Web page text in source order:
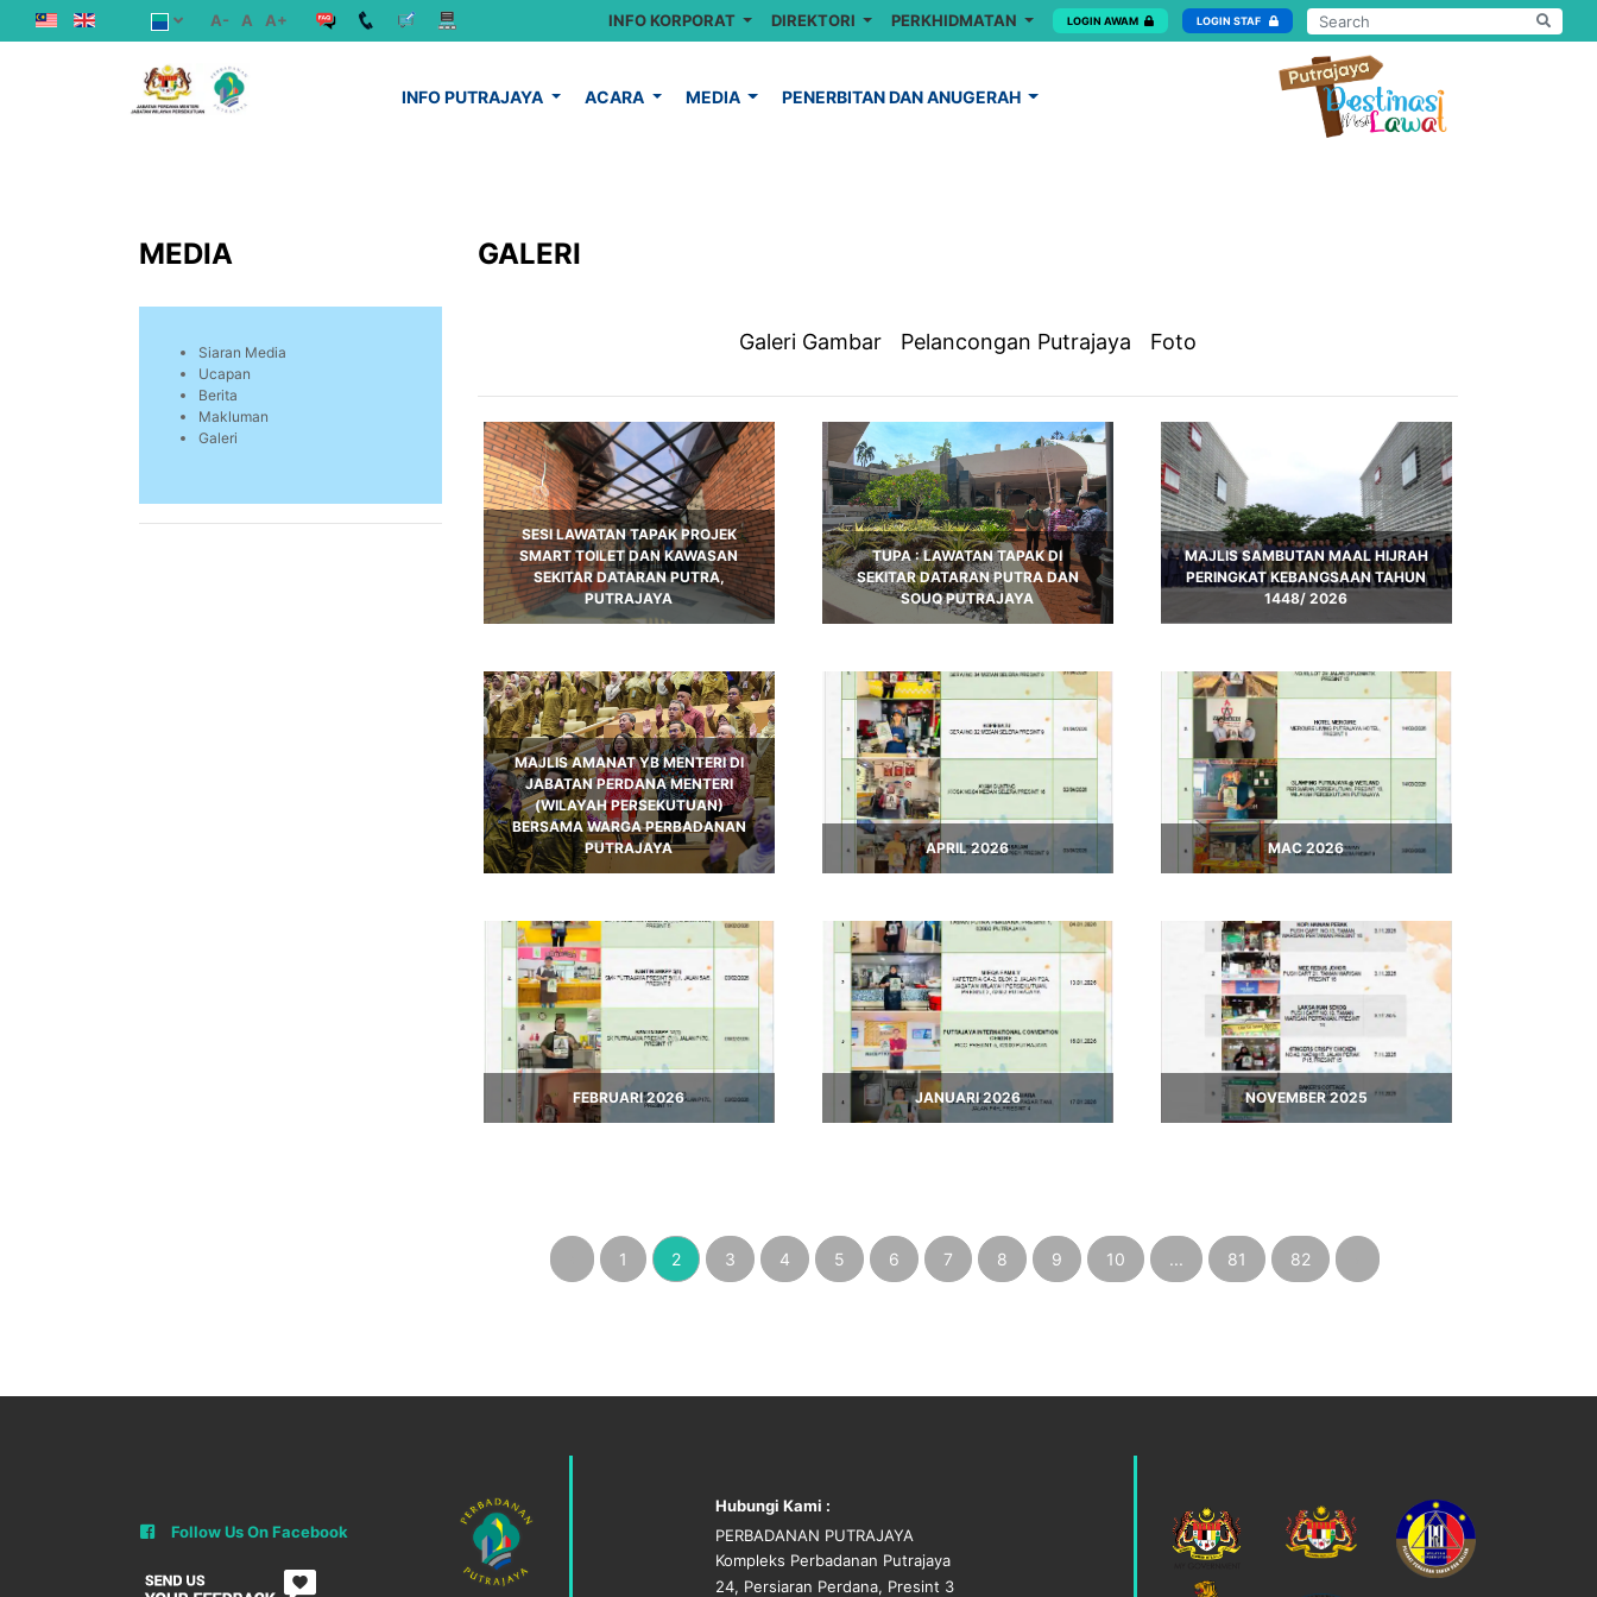
A- A A+ INFO KORPORAT DIREKTORI PERKHIDMATAN LOGIN AWAM LOGIN STAF
INFO PUTRAJAYA ACARA MEDIA PENERBITAN DAN ANUGERAH
MEDIA
Siaran Media
Ucapan
Berita
Makluman
Galeri
GALERI
Galeri Gambar Pelancongan Putrajaya Foto
SESI LAWATAN TAPAK PROJEK
SMART TOILET DAN KAWASAN
SEKITAR DATARAN PUTRA,
PUTRAJAYA
TUPA : LAWATAN TAPAK DI
SEKITAR DATARAN PUTRA DAN
SOUQ PUTRAJAYA
MAJLIS SAMBUTAN MAAL HIJRAH
PERINGKAT KEBANGSAAN TAHUN
1448/ 2026
MAJLIS AMANAT YB MENTERI DI
JABATAN PERDANA MENTERI
(WILAYAH PERSEKUTUAN)
BERSAMA WARGA PERBADANAN
PUTRAJAYA
APRIL 2026 MAC 2026
FEBRUARI 2026 JANUARI 2026 NOVEMBER 2025
1 2 3 4 5 6 7 8 9 10 ... 81 82
Follow Us On Facebook
Hubungi Kami :
PERBADANAN PUTRAJAYA
Kompleks Perbadanan Putrajaya
24, Persiaran Perdana, Presint 3